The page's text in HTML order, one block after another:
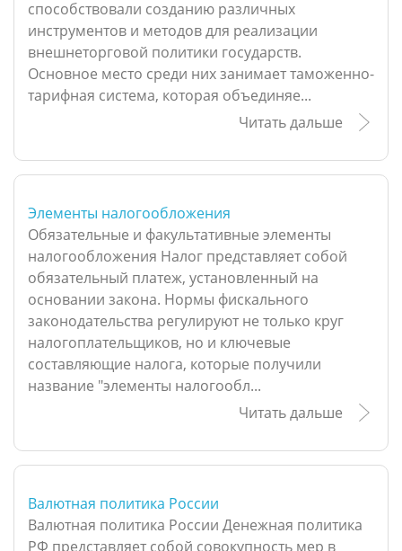
способствовали созданию различных
инструментов и методов для реализации
внешнеторговой политики государств.
Основное место среди них занимает таможенно-
тарифная система, которая объединяе...
Читать дальше
Элементы налогообложения
Обязательные и факультативные элементы
налогообложения Налог представляет собой
обязательный платеж, установленный на
основании закона. Нормы фискального
законодательства регулируют не только круг
налогоплательщиков, но и ключевые
составляющие налога, которые получили
название "элементы налогообл...
Читать дальше
Валютная политика России
Валютная политика России Денежная политика
РФ представляет собой совокупность мер в